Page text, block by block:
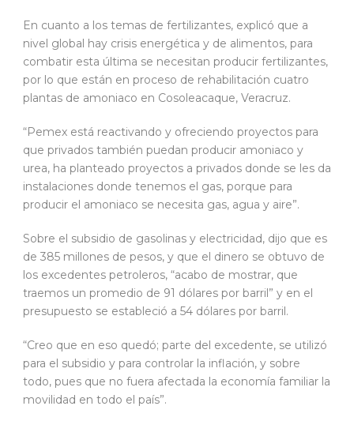
En cuanto a los temas de fertilizantes, explicó que a
nivel global hay crisis energética y de alimentos, para
combatir esta última se necesitan producir fertilizantes,
por lo que están en proceso de rehabilitación cuatro
plantas de amoniaco en Cosoleacaque, Veracruz.
“Pemex está reactivando y ofreciendo proyectos para
que privados también puedan producir amoniaco y
urea, ha planteado proyectos a privados donde se les da
instalaciones donde tenemos el gas, porque para
producir el amoniaco se necesita gas, agua y aire”.
Sobre el subsidio de gasolinas y electricidad, dijo que es
de 385 millones de pesos, y que el dinero se obtuvo de
los excedentes petroleros, “acabo de mostrar, que
traemos un promedio de 91 dólares por barril” y en el
presupuesto se estableció a 54 dólares por barril.
“Creo que en eso quedó; parte del excedente, se utilizó
para el subsidio y para controlar la inflación, y sobre
todo, pues que no fuera afectada la economía familiar la
movilidad en todo el país”.